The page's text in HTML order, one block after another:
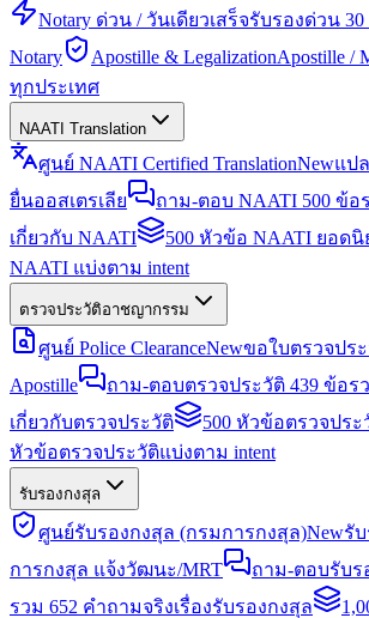
Notary ด่วน / วันเดียวเสร็จรับรองด่วน
Notary
Apostille & LegalizationApostille /
ทุกประเทศ
NAATI Translation
ศูนย์ NAATI Certified TranslationNewแป
ยื่นออสเตรเลีย
ถาม-ตอบ NAATI 500 ข้อ
เกี่ยวกับ NAATI
500 หัวข้อ NAATI ยอดนิ
NAATI แบ่งตาม intent
ตรวจประวัติอาชญากรรม
ศูนย์ Police ClearanceNewขอใบตรวจปร
Apostille
ถาม-ตอบตรวจประวัติ 439 ข้อร
เกี่ยวกับตรวจประวัติ
500 หัวข้อตรวจปร
หัวข้อตรวจประวัติแบ่งตาม intent
รับรองกงสุล
ศูนย์รับรองกงสุล (กรมการกงสุล)Newรั
การกงสุล แจ้งวัฒนะ/MRT
ถาม-ตอบรับร
รวม 652 คำถามจริงเรื่องรับรองกงสุล